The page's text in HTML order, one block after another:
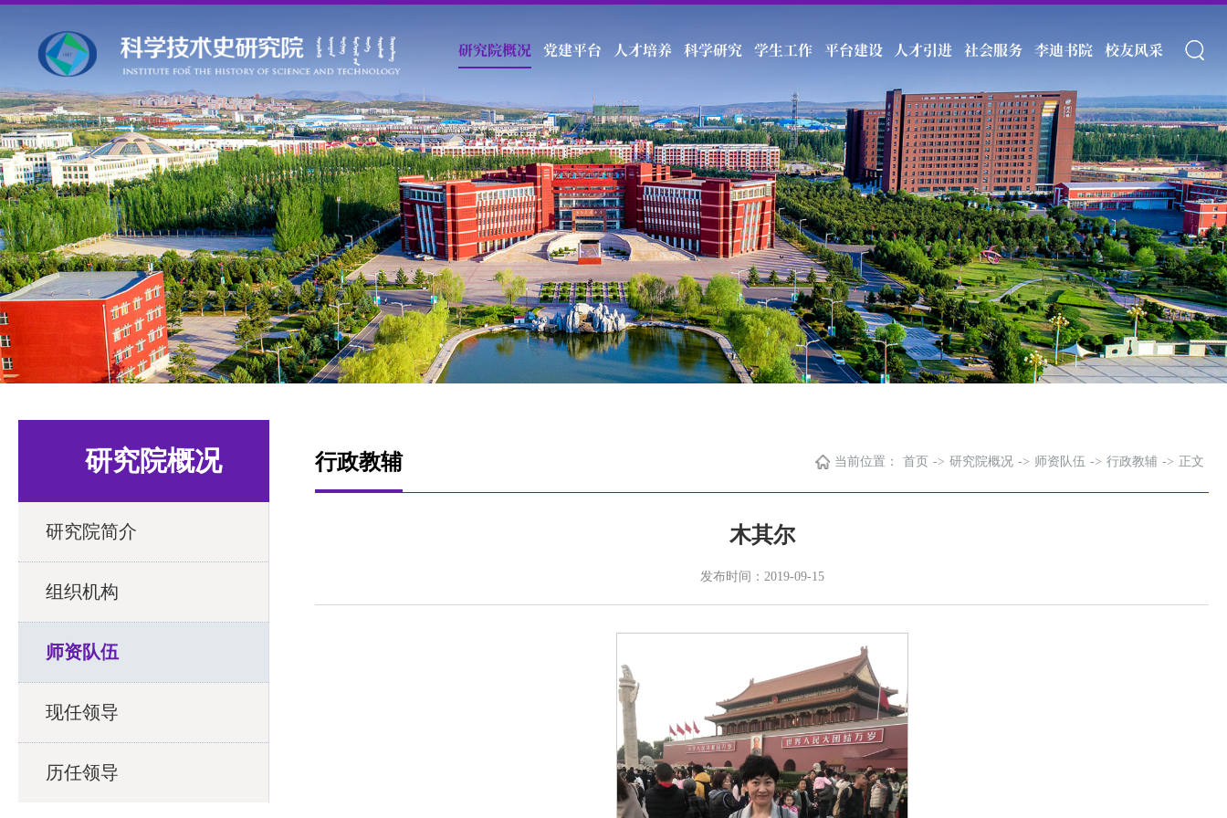
研究院概况 党建平台 人才培养 科学研究 学生工作 平台建设 人才引进 社会服务 李迪书院 校友风采
研究院概况
研究院简介
组织机构
师资队伍
现任领导
历任领导
行政教辅 当前位置： 首页 -> 研究院概况 -> 师资队伍 -> 行政教辅 -> 正文
木其尔
发布时间：2019-09-15